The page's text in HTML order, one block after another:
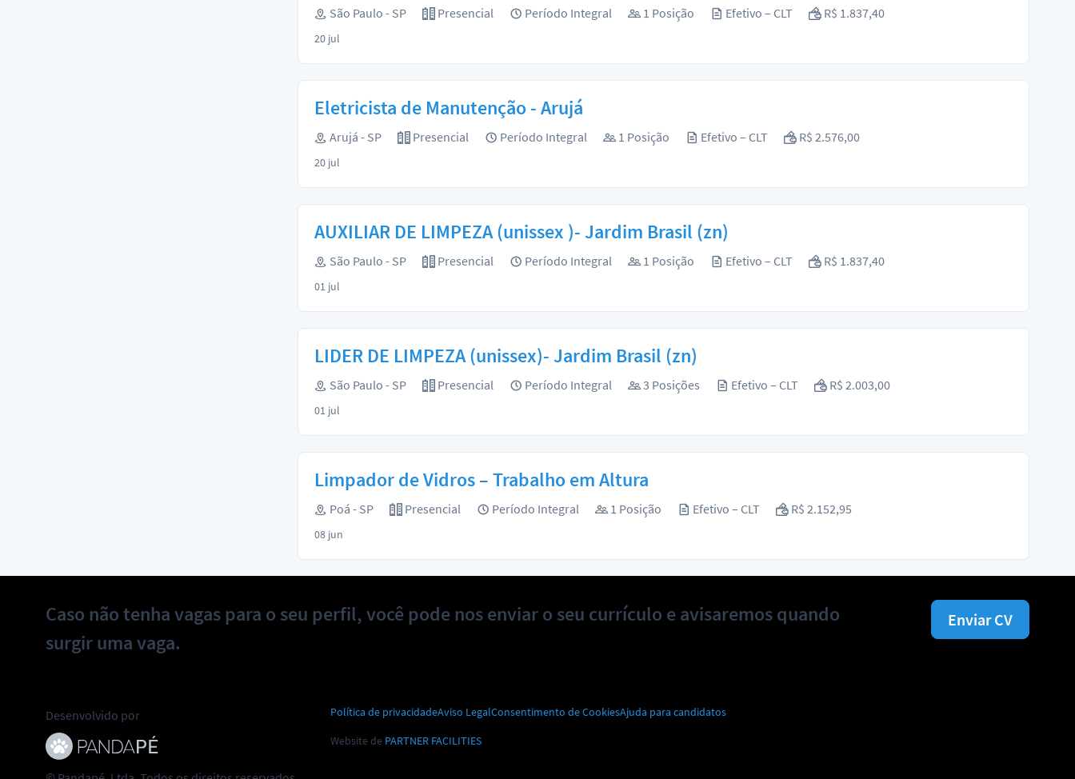
São Paulo - SP Presencial Período Integral 1 Posição Efetivo – CLT R$ 1.837,40
20 jul
Eletricista de Manutenção - Arujá
Arujá - SP Presencial Período Integral 1 Posição Efetivo – CLT R$ 2.576,00
20 jul
AUXILIAR DE LIMPEZA (unissex )- Jardim Brasil (zn)
São Paulo - SP Presencial Período Integral 1 Posição Efetivo – CLT R$ 1.837,40
01 jul
LIDER DE LIMPEZA (unissex)- Jardim Brasil (zn)
São Paulo - SP Presencial Período Integral 3 Posições Efetivo – CLT R$ 2.003,00
01 jul
Limpador de Vidros – Trabalho em Altura
Poá - SP Presencial Período Integral 1 Posição Efetivo – CLT R$ 2.152,95
08 jun
Caso não tenha vagas para o seu perfil, você pode nos enviar o seu currículo e avisaremos quando
surgir uma vaga.
Enviar CV
Política de privacidadeAviso LegalConsentimento de CookiesAjuda para candidatos
Website de PARTNER FACILITIES
Desenvolvido por